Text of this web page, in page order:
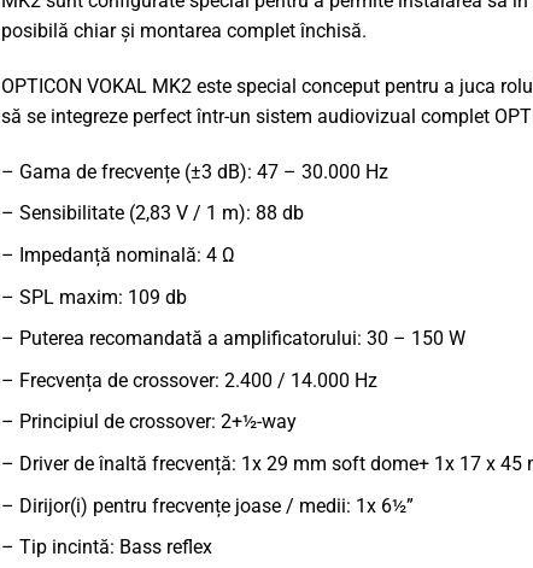
posibilă chiar și montarea complet închisă.
OPTICON VOKAL MK2 este special conceput pentru a juca
să se integreze perfect într-un sistem audiovizual complet
– Gama de frecvențe (±3 dB): 47 – 30.000 Hz
– Sensibilitate (2,83 V / 1 m): 88 db
– Impedanță nominală: 4 Ω
– SPL maxim: 109 db
– Puterea recomandată a amplificatorului: 30 – 150 W
– Frecvența de crossover: 2.400 / 14.000 Hz
– Principiul de crossover: 2+½-way
– Driver de înaltă frecvență: 1x 29 mm soft dome+ 1x 17 x 45
– Dirijor(i) pentru frecvențe joase / medii: 1x 6½”
– Tip incintă: Bass reflex